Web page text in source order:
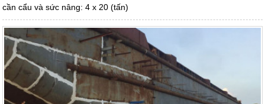
cần cẩu và sức nâng: 4 x 20 (tấn)